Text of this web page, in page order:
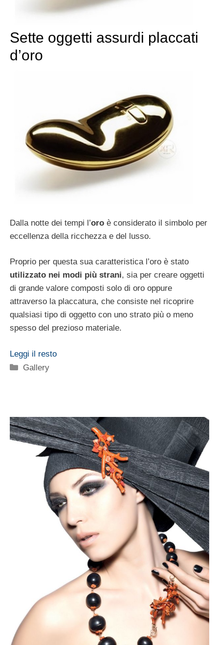
Sette oggetti assurdi placcati
d’oro
Dalla notte dei tempi l’oro è considerato il simbolo per
eccellenza della ricchezza e del lusso.
Proprio per questa sua caratteristica l’oro è stato
utilizzato nei modi più strani, sia per creare oggetti
di grande valore composti solo di oro oppure
attraverso la placcatura, che consiste nel ricoprire
qualsiasi tipo di oggetto con uno strato più o meno
spesso del prezioso materiale.
Leggi il resto
Categorie
Gallery